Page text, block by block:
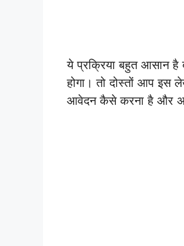
ये प्रक्रिया बहुत आसान
होगा। तो दोस्तों आप
आवेदन कैसे करना है और